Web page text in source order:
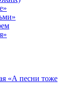
«А песни тоже